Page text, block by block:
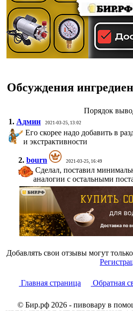
Обсуждения
Порядок
1. Админ 2021-03-25, 13:02
Его скорее надо добавить в
и экстрактивности
2. bourn 2021-03-25, 16:49
Сделал, поставил
аналогии с остальными
Добавлять свои отзывы могут
Главная страница Обратная
© Бир.рф 2026 - пивовару в